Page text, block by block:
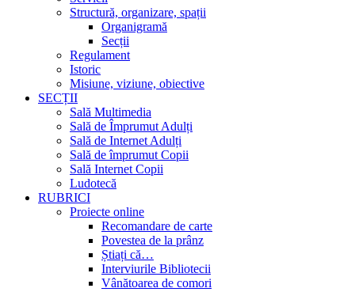
Structură, organizare, spații
Organigramă
Secții
Regulament
Istoric
Misiune, viziune, obiective
SECȚII
Sală Multimedia
Sală de Împrumut Adulți
Sală de Internet Adulți
Sală de împrumut Copii
Sală Internet Copii
Ludotecă
RUBRICI
Proiecte online
Recomandare de carte
Povestea de la prânz
Știați că…
Interviurile Bibliotecii
Vânătoarea de comori